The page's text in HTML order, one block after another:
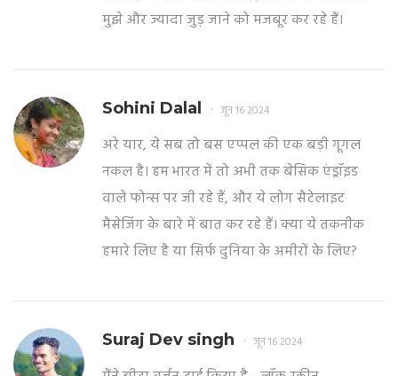
मुझे और ज्यादा जुड़ जाने को मजबूर कर रहे हैं।
Sohini Dalal जून 16 2024
अरे यार, ये सब तो बस एप्पल की एक बड़ी गूगल
नकल है। हम भारत में तो अभी तक बेसिक एंड्रॉइड
वाले फोन्स पर जी रहे हैं, और ये लोग सैटेलाइट
मैसेजिंग के बारे में बात कर रहे हैं। क्या ये तकनीक
हमारे लिए है या सिर्फ दुनिया के अमीरों के लिए?
Suraj Dev singh जून 16 2024